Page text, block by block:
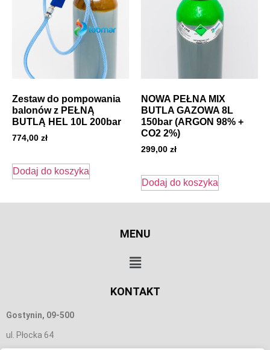
Zestaw do pompowania
balonów z PEŁNĄ
BUTLĄ HEL 10L 200bar
774,00 zł
Dodaj do koszyka
NOWA PEŁNA MIX
BUTLA GAZOWA 8L
150bar (ARGON 98% +
CO2 2%)
299,00 zł
Dodaj do koszyka
MENU
KONTAKT
Gostynin, 09-500
ul. Płocka 64